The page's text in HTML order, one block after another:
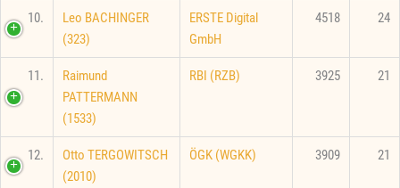
10.
Leo BACHINGER
(323)
ERSTE Digital
GmbH
4518 24
11.
Raimund
PATTERMANN
(1533)
RBI (RZB) 3925 21
12.
Otto TERGOWITSCH
(2010)
ÖGK (WGKK) 3909 21